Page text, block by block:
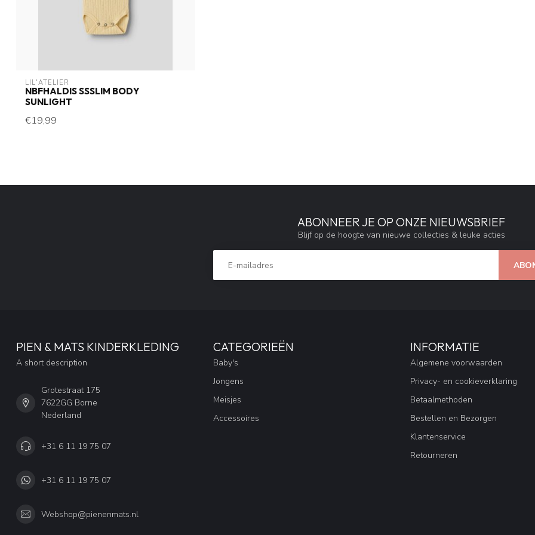
LIL'ATELIER
NBFHALDIS SSSLIM BODY
SUNLIGHT
€19,99
ABONNEER JE OP ONZE NIEUWSBRIEF
Blijf op de hoogte van nieuwe collecties & leuke acties
PIEN & MATS KINDERKLEDING
A short description
Grotestraat 175
7622GG Borne
Nederland
+31 6 11 19 75 07
+31 6 11 19 75 07
Webshop@pienenmats.nl
CATEGORIEËN
Baby's
Jongens
Meisjes
Accessoires
INFORMATIE
Algemene voorwaarden
Privacy- en cookieverklaring
Betaalmethoden
Bestellen en Bezorgen
Klantenservice
Retourneren